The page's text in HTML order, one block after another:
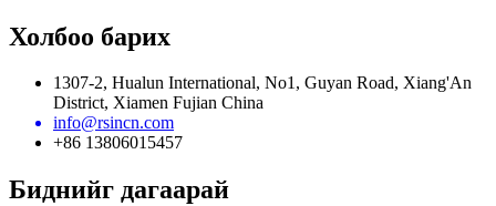
Холбоо барих
1307-2, Hualun International, No1, Guyan Road, Xiang'An
District, Xiamen Fujian China
info@rsincn.com
+86 13806015457
Биднийг дагаарай